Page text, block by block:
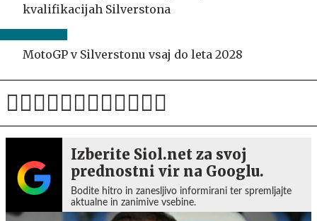
kvalifikacijah Silverstona
MotoGP v Silverstonu vsaj do leta 2028
Izberite Siol.net za svoj
prednostni vir na Googlu.
Bodite hitro in zanesljivo informirani ter spremljajte
aktualne in zanimive vsebine.